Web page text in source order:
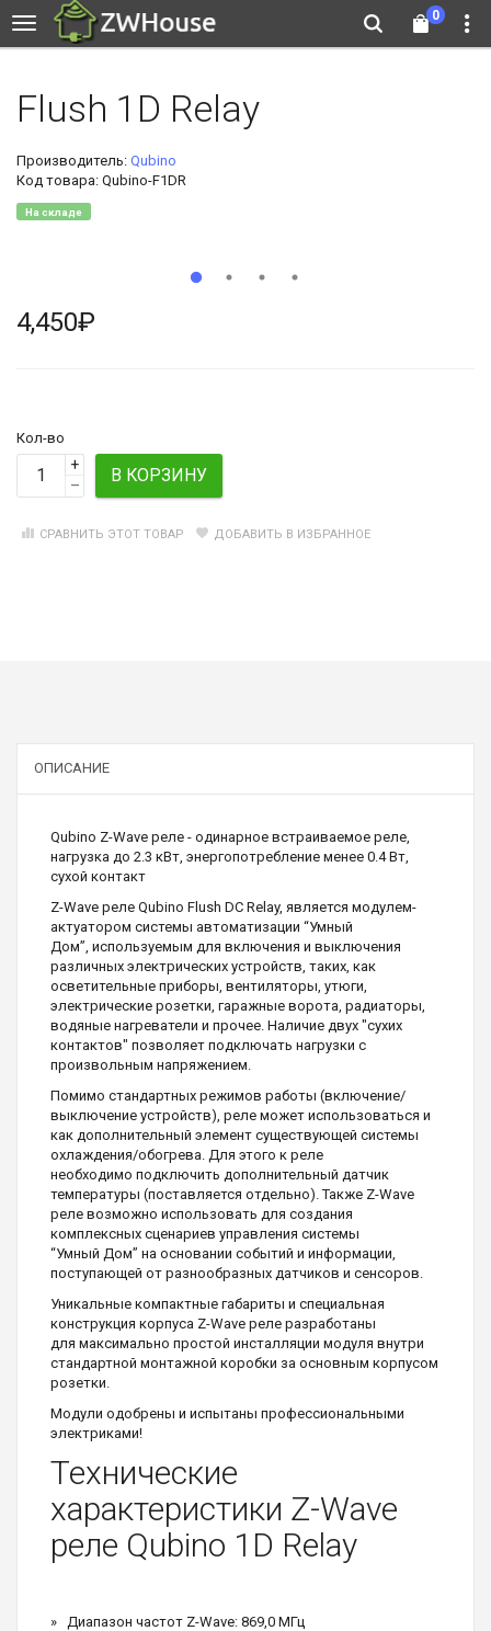
0
Flush 1D Relay
Производитель: Qubino
Код товара: Qubino-F1DR
На складе
4,450₽
Кол-во
+
–
В КОРЗИНУ
СРАВНИТЬ ЭТОТ ТОВАР ДОБАВИТЬ В ИЗБРАННОЕ
ОПИСАНИЕ
Qubino Z-Wave реле - одинарное встраиваемое реле,
нагрузка до 2.3 кВт, энергопотребление менее 0.4 Вт,
сухой контакт
Z-Wave реле Qubino Flush DC Relay, является модулем-
актуатором системы автоматизации “Умный
Дом”, используемым для включения и выключения
различных электрических устройств, таких, как
осветительные приборы, вентиляторы, утюги,
электрические розетки, гаражные ворота, радиаторы,
водяные нагреватели и прочее. Наличие двух "сухих
контактов" позволяет подключать нагрузки с
произвольным напряжением.
Помимо стандартных режимов работы (включение/
выключение устройств), реле может использоваться и
как дополнительный элемент существующей системы
охлаждения/обогрева. Для этого к реле
необходимо подключить дополнительный датчик
температуры (поставляется отдельно). Также Z-Wave
реле возможно использовать для создания
комплексных сценариев управления системы
“Умный Дом” на основании событий и информации,
поступающей от разнообразных датчиков и сенсоров.
Уникальные компактные габариты и специальная
конструкция корпуса Z-Wave реле разработаны
для максимально простой инсталляции модуля внутри
стандартной монтажной коробки за основным корпусом
розетки.
Модули одобрены и испытаны профессиональными
электриками!
Технические
характеристики Z-Wave
реле Qubino 1D Relay
Диапазон частот Z-Wave: 869,0 МГц